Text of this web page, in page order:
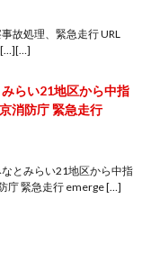
故処理、緊急走行 URL
[…][…]
みらい21地区から中指
消防庁 緊急走行
とみらい21地区から中指
庁 緊急走行 emerge […]